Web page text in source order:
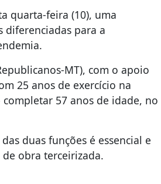
quarta-feira (10), uma
diferenciadas para a
MT), com o apoio
25 anos de exercício na
57 anos de idade, no
duas funções é essencial e
obra terceirizada.